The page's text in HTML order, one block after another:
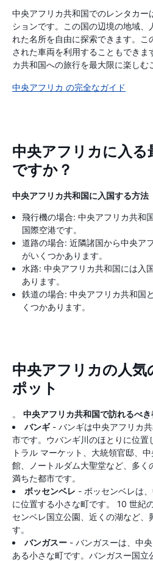
中央アフリカ共和国でのレンタカー
ションです。この国の辺境の地域、
れた名所を自由に探索できます。こ
された車両を利用することもできま
カ共和国への旅行を最大限に楽しむ
中央アフリカ の完全なガイド
中央アフリカに入る
ですか？
中央アフリカ共和国に入国する方法
飛行機の場合: 中央アフリカ共和
国際空港です。
道路の場合: 近隣諸国から中央ア
がいくつかあります。
水路: 中央アフリカ共和国には入
あります。
鉄道の場合: 中央アフリカ共和国
くつかあります。
中央アフリカの人気
ポット
。 中央アフリカ共和国で訪れるべ
バンギ- バンギは中央アフリカ
市です。ウバンギ川のほとりに位置
トラル マーケット、大統領官邸、
館、ノートルダム大聖堂など、多く
満ちた都市です。
ボッセンベレ - ボッセンベレは
に位置する小さな町です。 10 世紀
センベレ国立公園、近くの湖など、
す。
バンガスー - バンガスーは、中
ある小さな町です。バンガスー国立